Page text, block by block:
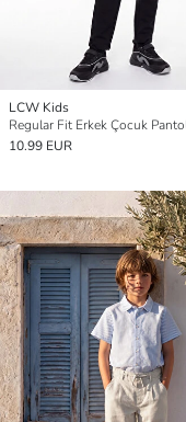
LCW Kids
Regular Fit Erkek Çocuk
10.99 EUR